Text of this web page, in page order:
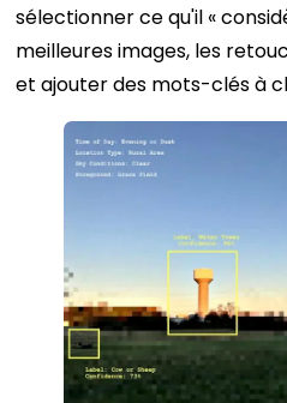
sélectionner ce qu'il «
meilleures images, les
et ajouter des mots-clés à